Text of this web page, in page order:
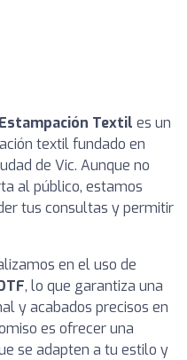
Textil es un
textil fundado en
de Vic. Aunque no
al público, estamos
tus consultas y permitir
en el uso de
, lo que garantiza una
y acabados precisos en
es ofrecer una
se adapten a tu estilo y